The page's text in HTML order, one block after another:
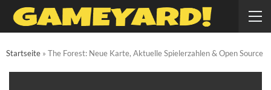
Startseite » The Forest: Neue Karte, Aktuelle Spielerzahlen & Open Source